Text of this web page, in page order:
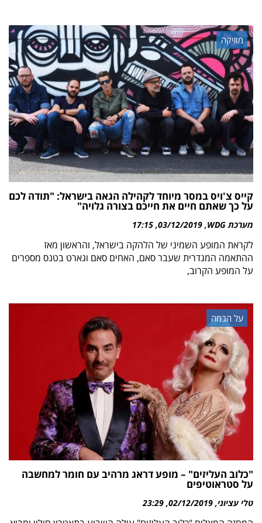
מוזיקה
קייס צ'ויס במסר מיוחד לקהילה הגאה בישראל: "תודה לכם
על כך שאתם חיים את חייכם בצורה גלויה"
מערכת WDG 03/12/2019
17:15
לקראת המופע השמיני של הלהקה בישראל, והראשון מאז
ההתאמה המגדרית שעבר סאם, האחים סאם וגארט בטנס מספרים
על המופע הקרוב,
על הבמה
"כלוב העליזים" – מופע דראג מרהיב עם חומר למחשבה
על סטראוטיפים
טלי עציוני 02/12/2019
23:29